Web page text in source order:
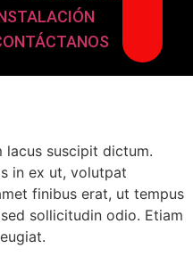
lacus suscipit dictum.
in ex ut, volutpat
finibus erat, ut tempus
sollicitudin odio. Etiam